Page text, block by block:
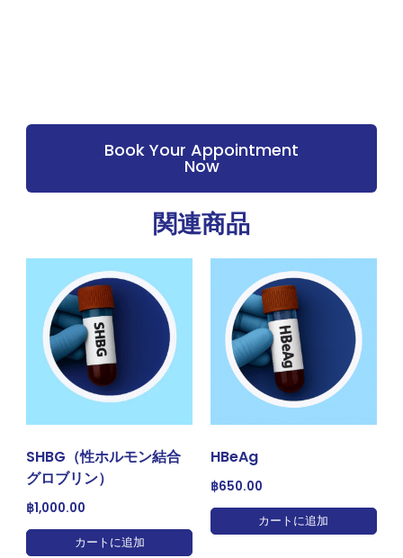
Book Your Appointment
Now
関連商品
SHBG（性ホルモン結合
グロブリン）
฿1,000.00
カートに追加
HBeAg
฿650.00
カートに追加